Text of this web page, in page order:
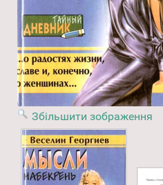
Збільшити зображення